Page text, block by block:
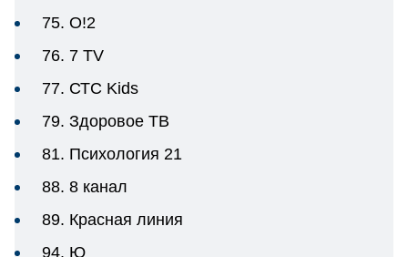
75. O!2
76. 7 TV
77. СТС Kids
79. Здоровое ТВ
81. Психология 21
88. 8 канал
89. Красная линия
94. Ю